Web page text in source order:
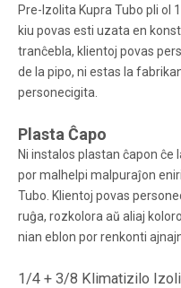
Pre-Izolita Kupra Tubo pli ol
kiu povas esti uzata en
tranĉebla, klientoj povas
de la pipo, ni estas la
personecigita.
Plasta Ĉapo
Ni instalos plastan ĉapon ĉe
por malhelpi malpuraĵon
Tubo. Klientoj povas
ruĝa, rozkolora aŭ aliaj
nian eblon por renkonti
1/4 + 3/8 Klimatizilo